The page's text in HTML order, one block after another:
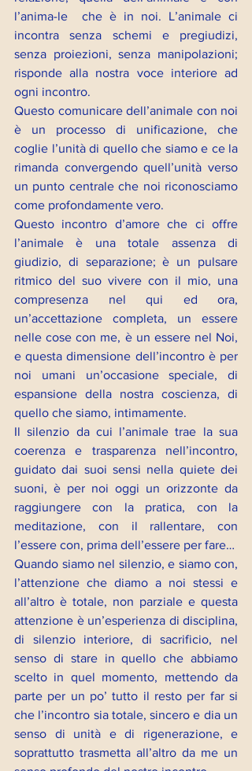
l’anima-le  che è in noi. L’animale ci
incontra senza schemi e pregiudizi,
senza proiezioni, senza manipolazioni;
risponde alla nostra voce interiore ad
ogni incontro.
Questo comunicare dell’animale con noi
è un processo di unificazione, che
coglie l’unità di quello che siamo e ce la
rimanda convergendo quell’unità verso
un punto centrale che noi riconosciamo
come profondamente vero.
Questo incontro d’amore che ci offre
l’animale è una totale assenza di
giudizio, di separazione; è un pulsare
ritmico del suo vivere con il mio, una
compresenza nel qui ed ora,
un’accettazione completa, un essere
nelle cose con me, è un essere nel Noi,
e questa dimensione dell’incontro è per
noi umani un’occasione speciale, di
espansione della nostra coscienza, di
quello che siamo, intimamente.
Il silenzio da cui l’animale trae la sua
coerenza e trasparenza nell’incontro,
guidato dai suoi sensi nella quiete dei
suoni, è per noi oggi un orizzonte da
raggiungere con la pratica, con la
meditazione, con il rallentare, con
l’essere con, prima dell’essere per fare…
Quando siamo nel silenzio, e siamo con,
l’attenzione che diamo a noi stessi e
all’altro è totale, non parziale e questa
attenzione è un’esperienza di disciplina,
di silenzio interiore, di sacrificio, nel
senso di stare in quello che abbiamo
scelto in quel momento, mettendo da
parte per un po’ tutto il resto per far si
che l’incontro sia totale, sincero e dia un
senso di unità e di rigenerazione, e
soprattutto trasmetta all’altro da me un